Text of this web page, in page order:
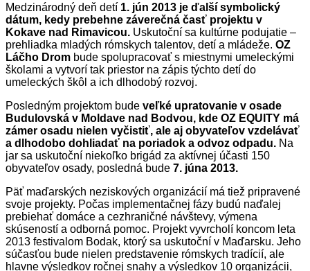
Medzinárodný deň detí 1. jún 2013 je ďalší symbolický
dátum, kedy prebehne záverečná časť projektu v
Kokave nad Rimavicou. Uskutoční sa kultúrne podujatie –
prehliadka mladých rómskych talentov, detí a mládeže. OZ
Láčho Drom bude spolupracovať s miestnymi umeleckými
školami a vytvorí tak priestor na zápis týchto detí do
umeleckých škôl a ich dlhodobý rozvoj.
Posledným projektom bude veľké upratovanie v osade
Budulovská v Moldave nad Bodvou, kde OZ EQUITY má
zámer osadu nielen vyčistiť, ale aj obyvateľov vzdelávať
a dlhodobo dohliadať na poriadok a odvoz odpadu. Na
jar sa uskutoční niekoľko brigád za aktívnej účasti 150
obyvateľov osady, posledná bude 7. júna 2013.
Päť maďarských neziskových organizácií má tiež pripravené
svoje projekty. Počas implementačnej fázy budú naďalej
prebiehať domáce a cezhraničné návštevy, výmena
skúseností a odborná pomoc. Projekt vyvrcholí koncom leta
2013 festivalom Bodak, ktorý sa uskutoční v Maďarsku. Jeho
súčasťou bude nielen predstavenie rómskych tradícií, ale
hlavne výsledkov ročnej snahy a výsledkov 10 organizácii,